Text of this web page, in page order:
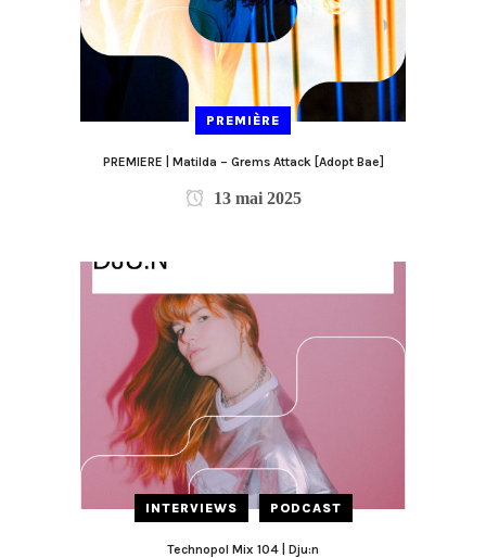
PREMIÈRE
PREMIERE | Matilda – Grems Attack [Adopt Bae]
13 mai 2025
INTERVIEWS PODCAST
Technopol Mix 104 | Dju:n